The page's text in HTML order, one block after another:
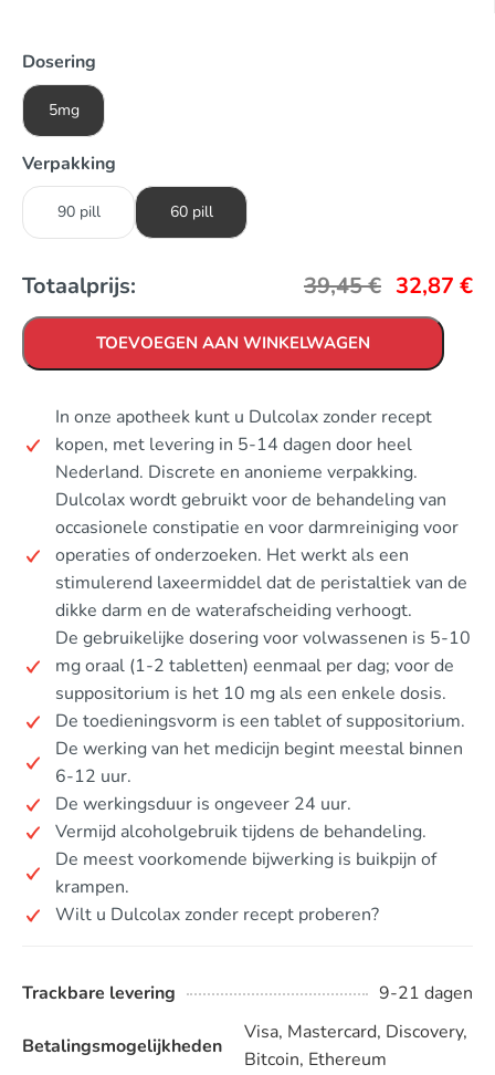
Dosering
5mg
Verpakking
90 pill 60 pill
Totaalprijs: 39,45€ 32,87 €
TOEVOEGEN AAN WINKELWAGEN
In onze apotheek kunt u Dulcolax zonder recept
kopen, met levering in 5-14 dagen door heel
Nederland. Discrete en anonieme verpakking.
Dulcolax wordt gebruikt voor de behandeling van
occasionele constipatie en voor darmreiniging voor
operaties of onderzoeken. Het werkt als een
stimulerend laxeermiddel dat de peristaltiek van de
dikke darm en de waterafscheiding verhoogt.
De gebruikelijke dosering voor volwassenen is 5-10
mg oraal (1-2 tabletten) eenmaal per dag; voor de
suppositorium is het 10 mg als een enkele dosis.
De toedieningsvorm is een tablet of suppositorium.
De werking van het medicijn begint meestal binnen
6-12 uur.
De werkingsduur is ongeveer 24 uur.
Vermijd alcoholgebruik tijdens de behandeling.
De meest voorkomende bijwerking is buikpijn of
krampen.
Wilt u Dulcolax zonder recept proberen?
Trackbare levering 9-21 dagen
Betalingsmogelijkheden
Visa, Mastercard, Discovery,
Bitcoin, Ethereum